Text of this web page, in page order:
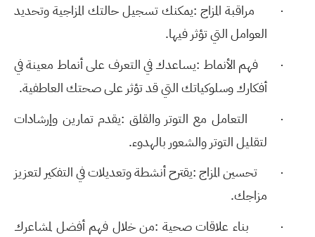
· مراقبة المزاج:يمكنك تسجيل حالتك المزاجية وتحديد
العوامل التي تؤثر فيها.
·
فهم الأنماط :يساعدك في التعرف على أنماط معينة في
أفكارك وسلوكياتك التي قد تؤثر على صحتك العاطفية.
·
التعامل مع التوتر والقلق :يقدم تمارين وإرشادات
لتقليل التوتر والشعور بالهدوء.
·
تحسين المزاج:يقترح أنشطة وتعديلات في التفكير لتعزيز
مزاجك.
·
بناء علاقات صحية :من خلال فهم أفضل لمشاعرك